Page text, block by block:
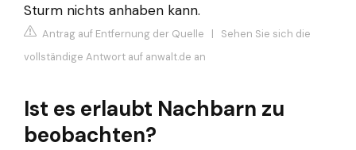
Sturm nichts anhaben kann.
Antrag auf Entfernung der Quelle | Sehen Sie sich die
vollständige Antwort auf anwalt.de an
Ist es erlaubt Nachbarn zu
beobachten?